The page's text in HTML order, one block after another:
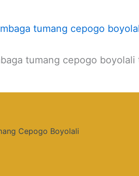
tumang cepogo boyolali
Cepogo Boyolali